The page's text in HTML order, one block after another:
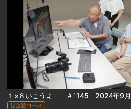
１×８いこうよ！ ＃1145 2024年9
見放題コース